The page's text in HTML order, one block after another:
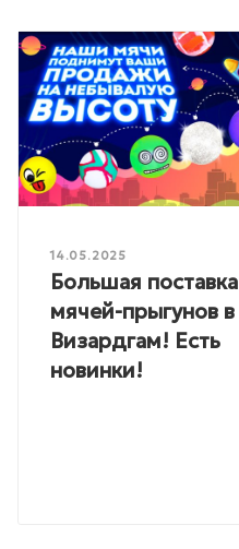
14.05.2025
Большая поставка
мячей-прыгунов в
Визардгам! Есть
новинки!